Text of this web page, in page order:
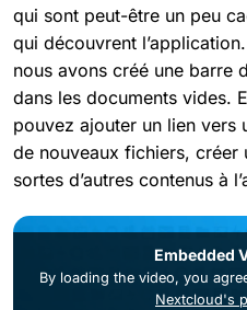
qui sont peut-être un peu
qui découvrent
nous avons créé une barre
dans les documents vides.
pouvez ajouter un lien vers
de nouveaux fichiers, créer
sortes d’autres contenus à
Embedded
By loading the video, you
Nextcloud's